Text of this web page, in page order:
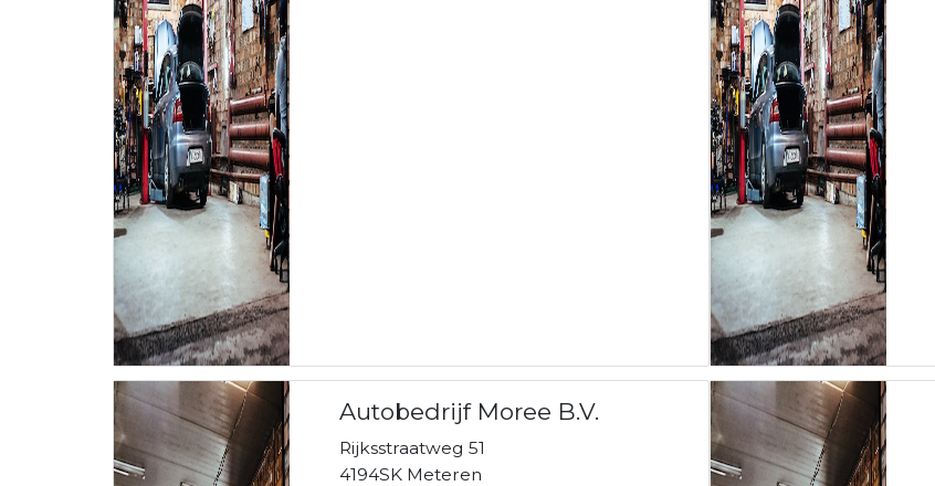
Autobedrijf Moree B.V.
Rijksstraatweg 51
4194SK Meteren